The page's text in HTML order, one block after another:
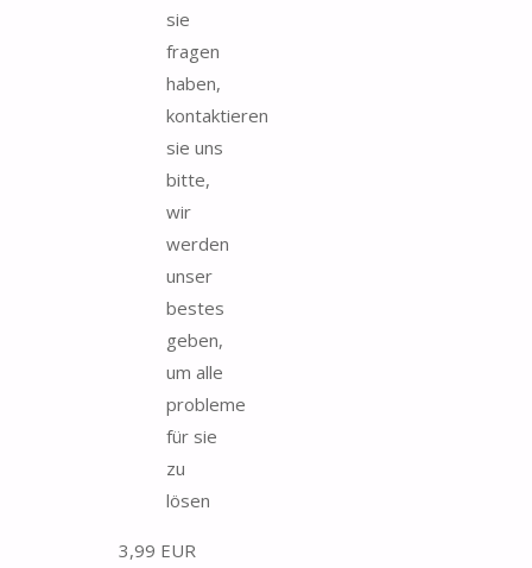
sie
fragen
haben,
kontaktieren
sie uns
bitte,
wir
werden
unser
bestes
geben,
um alle
probleme
für sie
zu
lösen
3,99 EUR